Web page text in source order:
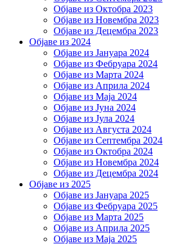
Објаве из Октобра 2023
Објаве из Новембра 2023
Објаве из Децембра 2023
Објаве из 2024
Објаве из Јануара 2024
Објаве из Фебруара 2024
Објаве из Марта 2024
Објаве из Априла 2024
Објаве из Маја 2024
Објаве из Јуна 2024
Објаве из Јула 2024
Објаве из Августа 2024
Објаве из Септембра 2024
Објаве из Октобра 2024
Објаве из Новембра 2024
Објаве из Децембра 2024
Објаве из 2025
Објаве из Јануара 2025
Објаве из Фебруара 2025
Објаве из Марта 2025
Објаве из Априла 2025
Објаве из Маја 2025